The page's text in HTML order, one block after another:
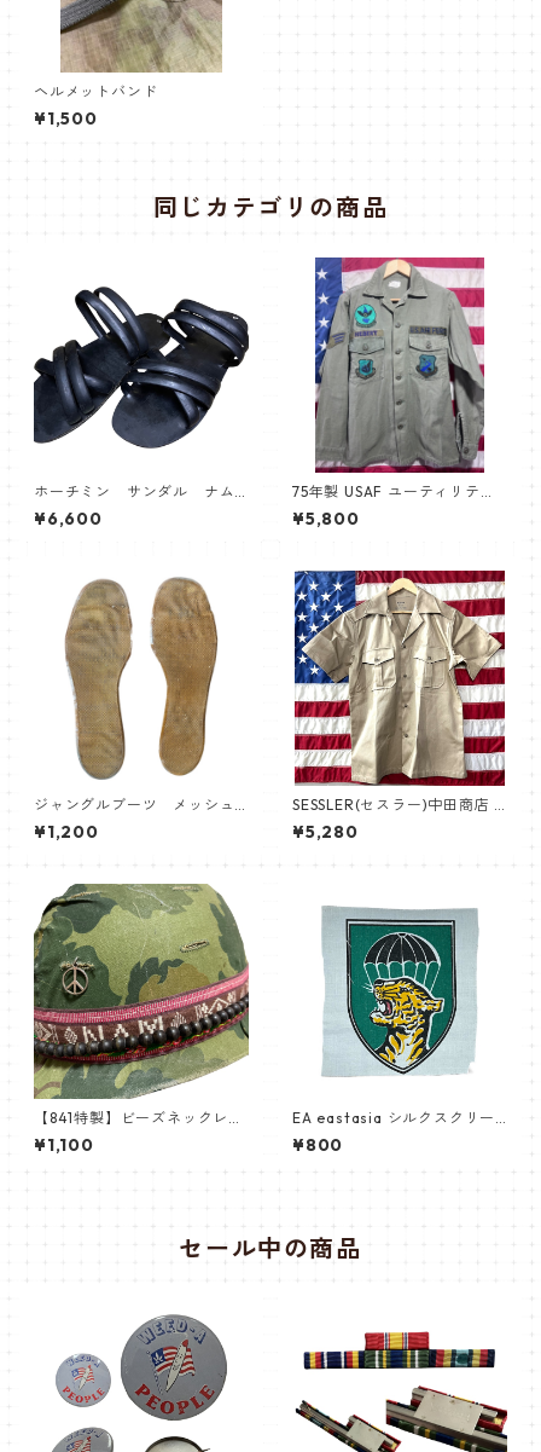
ヘルメットバンド
¥1,500
同じカテゴリの商品
ホーチミン サンダル ナム
戦 ベトナム
¥6,600
75年製 USAF ユーティリティ
シャツ
¥5,800
ジャングルブーツ メッシュ
インナーソール
¥1,200
SESSLER(セスラー)中田商店 C
HINO SHIRT チノクロス シャ
ツ 半袖 【中田商店】A-592 サ
¥5,280
【841特製】ビーズネックレス
一色ノーマル
¥1,100
EA eastasia シルクスクリー
ン印刷布パッチNAM戦 南ベト
ナム軍 INSIGNIA Mike Forc
e Command
¥800
セール中の商品